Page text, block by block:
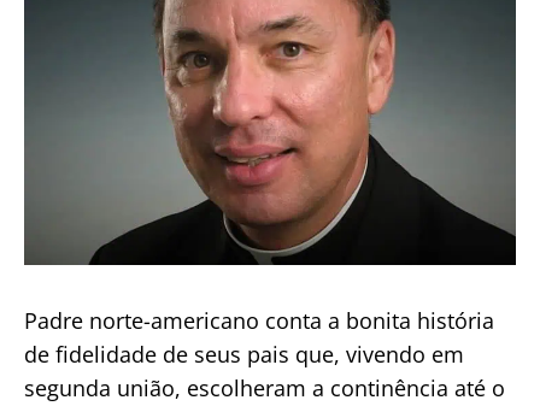
Padre norte-americano conta a bonita história
de fidelidade de seus pais que, vivendo em
segunda união, escolheram a continência até o